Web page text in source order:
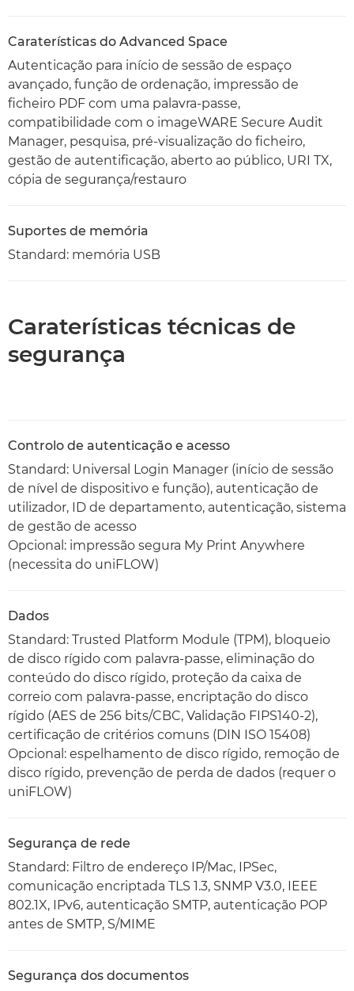
Caraterísticas do Advanced Space
Autenticação para início de sessão de espaço
avançado, função de ordenação, impressão de
ficheiro PDF com uma palavra-passe,
compatibilidade com o imageWARE Secure Audit
Manager, pesquisa, pré-visualização do ficheiro,
gestão de autentificação, aberto ao público, URI TX,
cópia de segurança/restauro
Suportes de memória
Standard: memória USB
Caraterísticas técnicas de
segurança
Controlo de autenticação e acesso
Standard: Universal Login Manager (início de sessão
de nível de dispositivo e função), autenticação de
utilizador, ID de departamento, autenticação, sistema
de gestão de acesso
Opcional: impressão segura My Print Anywhere
(necessita do uniFLOW)
Dados
Standard: Trusted Platform Module (TPM), bloqueio
de disco rígido com palavra-passe, eliminação do
conteúdo do disco rígido, proteção da caixa de
correio com palavra-passe, encriptação do disco
rígido (AES de 256 bits/CBC, Validação FIPS140-2),
certificação de critérios comuns (DIN ISO 15408)
Opcional: espelhamento de disco rígido, remoção de
disco rígido, prevenção de perda de dados (requer o
uniFLOW)
Segurança de rede
Standard: Filtro de endereço IP/Mac, IPSec,
comunicação encriptada TLS 1.3, SNMP V3.0, IEEE
802.1X, IPv6, autenticação SMTP, autenticação POP
antes de SMTP, S/MIME
Segurança dos documentos